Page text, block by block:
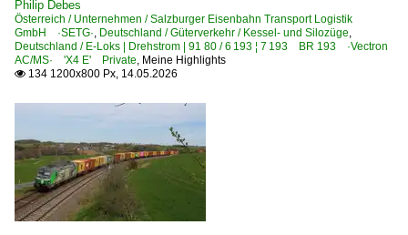
880 Nürnberg – Regensburg – Obertraubling – Passau
900 München – Ingolstadt – Ingolstadt Nord
920 Treuchtlingen – Gunzenhausen – Ansbach –
930 München – Freising – Landshut – Neufahrn
942 (Mühldorf–) Tüßling – Altötting – Burghausen
950 (München–) Rosenheim – Kufstein (–Innsbruck)
Philip Debes
Österreich / Unternehmen / Salzburger Eisenbahn Transport Logistik
GmbH ·SETG·, Deutschland / Güterverkehr / Kessel- und Silozüge,
Deutschland / E-Loks | Drehstrom | 91 80 / 6 193 ¦ 7 193 BR 193 ·Vectron
AC/MS· 'X4 E' Private, Meine Highlights
 134 1200x800 Px, 14.05.2026